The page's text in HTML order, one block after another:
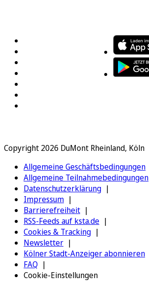
Copyright 2026 DuMont Rheinland, Köln
Allgemeine Geschäftsbedingungen
Allgemeine Teilnahmebedingungen
Datenschutzerklärung
Impressum
Barrierefreiheit
RSS-Feeds auf ksta.de
Cookies & Tracking
Newsletter
Kölner Stadt-Anzeiger abonnieren
FAQ
Cookie-Einstellungen